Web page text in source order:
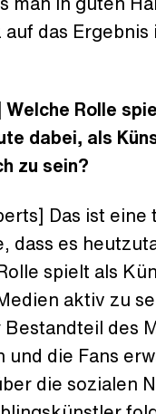
auf das Ergebnis
Welche Rolle
dabei, als
zu sein?
Das ist eine
dass es
spielt als
aktiv zu
des
und die Fans
die sozialen